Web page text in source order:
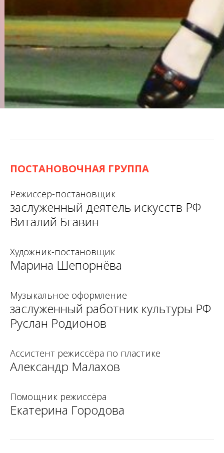
ПОСТАНОВОЧНАЯ ГРУППА
Режиссёр-постановщик
заслуженный деятель искусств РФ
Виталий Бгавин
Художник-постановщик
Марина Шепорнёва
Музыкальное оформление
заслуженный работник культуры РФ
Руслан Родионов
Ассистент режиссёра по пластике
Александр Малахов
Помощник режиссёра
Екатерина Городова